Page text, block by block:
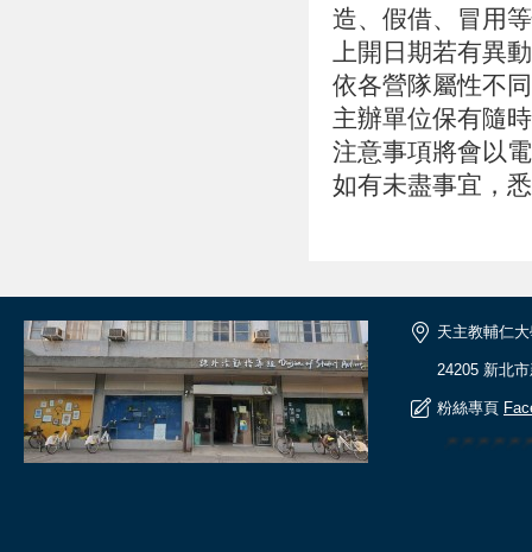
造、假借、冒用
上開日期若有異
依各營隊屬性不
主辦單位保有隨
注意事項將會以
如有未盡事宜，
天主教輔仁
24205 新北
粉絲專頁